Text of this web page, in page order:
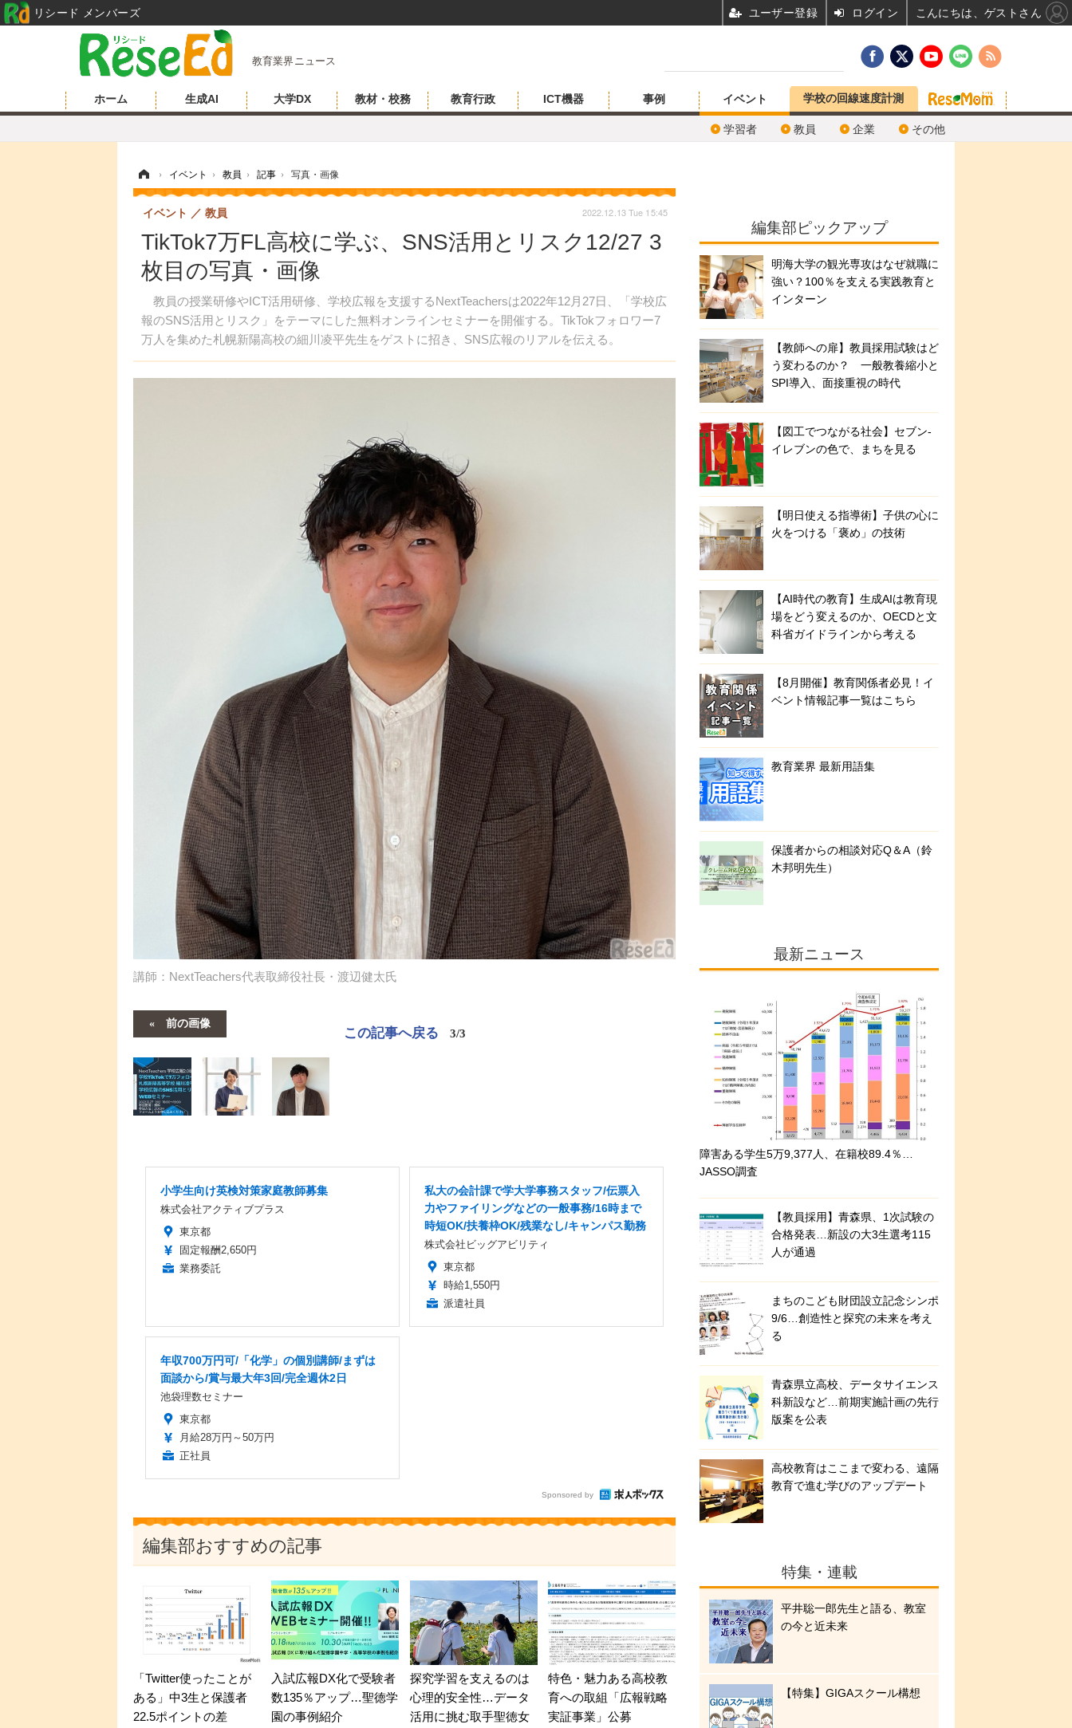
教育業界ニュース
ホーム 生成AI 大学DX 教材・校務 教育行政 ICT機器 事例 イベント
学習者 教員 企業 その他
学校の回線速度計測
› イベント › 教員 › 記事 › 写真・画像
TikTok7万FL高校に学ぶ、SNS活用とリスク12/27 3
枚目の写真・画像
教員の授業研修やICT活用研修、学校広報を支援するNextTeachersは2022年12月27日、「学校広
報のSNS活用とリスク」をテーマにした無料オンラインセミナーを開催する。TikTokフォロワー7
万人を集めた札幌新陽高校の細川凌平先生をゲストに招き、SNS広報のリアルを伝える。
イベント 教員 2022.12.13 Tue 15:45
講師：NextTeachers代表取締役社長・渡辺健太氏
前の画像
この記事へ戻る 3/3
小学生向け英検対策家庭教師募集
株式会社アクティブプラス
東京都
固定報酬2,650円
業務委託
私大の会計課で学大学事務スタッフ/伝票入
力やファイリングなどの一般事務/16時まで
時短OK/扶養枠OK/残業なし/キャンパス勤務
株式会社ビッグアビリティ
東京都
時給1,550円
派遣社員
年収700万円可/「化学」の個別講師/まずは
面談から/賞与最大年3回/完全週休2日
池袋理数セミナー
東京都
月給28万円～50万円
正社員
Sponsored by
編集部おすすめの記事
「Twitter使ったことが
ある」中3生と保護者
22.5ポイントの差
入試広報DX化で受験者
数135％アップ…聖徳学
園の事例紹介
探究学習を支えるのは
心理的安全性…データ
活用に挑む取手聖徳女
特色・魅力ある高校教
育への取組「広報戦略
実証事業」公募
編集部ピックアップ
明海大学の観光専攻はなぜ就職に
強い？100％を支える実践教育と
インターン
【教師への扉】教員採用試験はど
う変わるのか？ 一般教養縮小と
SPI導入、面接重視の時代
【図工でつながる社会】セブン‐
イレブンの色で、まちを見る
【明日使える指導術】子供の心に
火をつける「褒め」の技術
【AI時代の教育】生成AIは教育現
場をどう変えるのか、OECDと文
科省ガイドラインから考える
【8月開催】教育関係者必見！イ
ベント情報記事一覧はこちら
教育業界 最新用語集
保護者からの相談対応Q＆A（鈴
木邦明先生）
最新ニュース
障害ある学生5万9,377人、在籍校89.4％…
JASSO調査
【教員採用】青森県、1次試験の
合格発表…新設の大3生選考115
人が通過
まちのこども財団設立記念シンポ
9/6…創造性と探究の未来を考え
る
青森県立高校、データサイエンス
科新設など…前期実施計画の先行
版案を公表
高校教育はここまで変わる、遠隔
教育で進む学びのアップデート
特集・連載
平井聡一郎先生と語る、教室
の今と近未来
【特集】GIGAスクール構想
リシード メンバーズ ユーザー登録 ログイン こんにちは、ゲストさん